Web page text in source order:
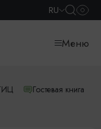
RU
Меню
Гостевая книга